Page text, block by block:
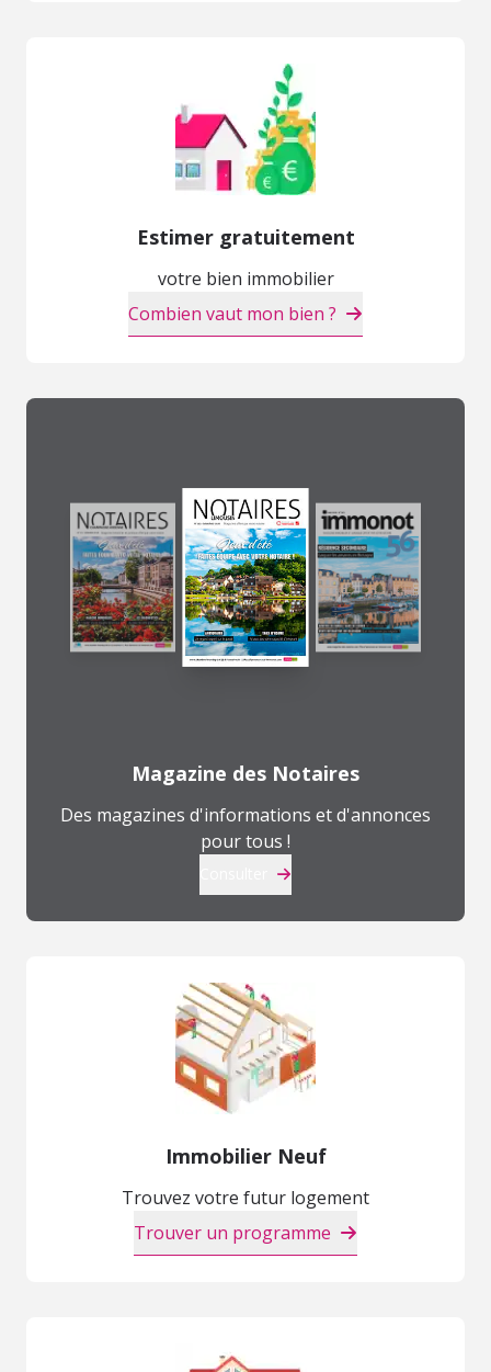
Estimer gratuitement
votre bien immobilier
Combien vaut mon bien ?
Magazine des Notaires
Des magazines d'informations et d'annonces
pour tous !
Immobilier Neuf
Trouvez votre futur logement
Trouver un programme